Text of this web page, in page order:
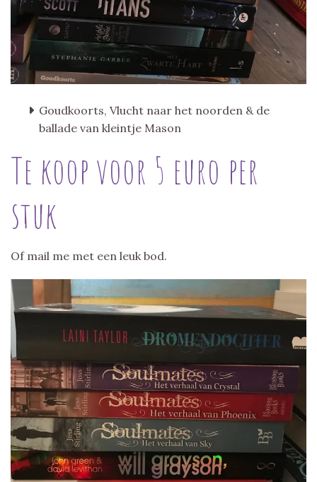
Goudkoorts, Vlucht naar het noorden & de
ballade van kleintje Mason
Te koop voor 5 euro per
stuk
Of mail me met een leuk bod.